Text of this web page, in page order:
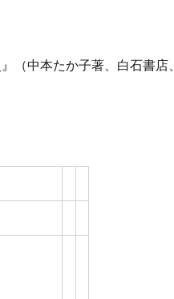
（中本たか子著、白石書店、